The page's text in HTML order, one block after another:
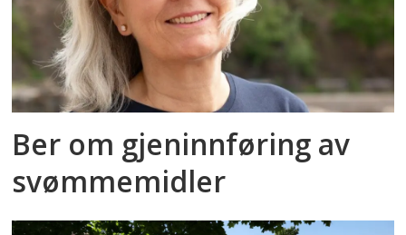
Ber om gjeninnføring av
svømmemidler